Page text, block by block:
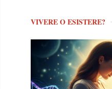
VIVERE O ESISTERE?